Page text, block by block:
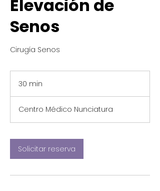
Elevación de
Senos
Cirugía Senos
30 min
m
i
Centro Médico Nunciatura
Solicitar reserva